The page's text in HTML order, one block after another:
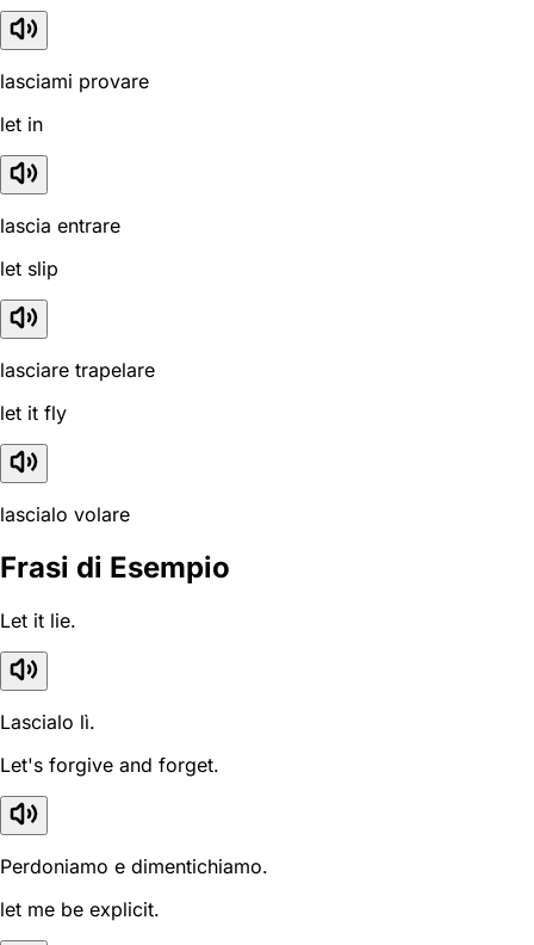
lasciami provare
let in
lascia entrare
let slip
lasciare trapelare
let it fly
lascialo volare
Frasi di Esempio
Let it lie.
Lascialo lì.
Let's forgive and forget.
Perdoniamo e dimentichiamo.
let me be explicit.